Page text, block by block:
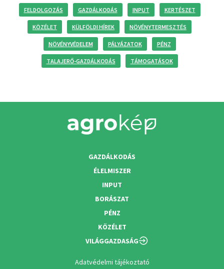
FELDOLGOZÁS GAZDÁLKODÁS INPUT KERTÉSZET
KÖZÉLET KÜLFÖLDI HÍREK NÖVÉNYTERMESZTÉS
NÖVÉNYVÉDELEM PÁLYÁZATOK PÉNZ
TALAJERŐ-GAZDÁLKODÁS TÁMOGATÁSOK
GAZDÁLKODÁS
ÉLELMISZER
INPUT
BORÁSZAT
PÉNZ
KÖZÉLET
VILÁGGAZDASÁG
Adatvédelmi tájékoztató